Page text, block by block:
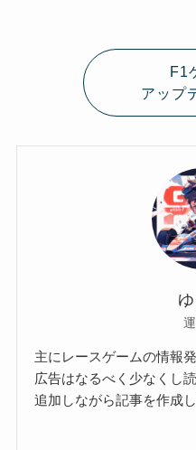
F1
アップ
主にレースゲームの情報
広告はなるべく少なくし
追加しながら記事を作成